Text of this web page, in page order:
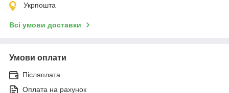
Укрпошта
Всі умови доставки
Умови оплати
Післяплата
Оплата на рахунок